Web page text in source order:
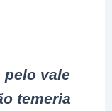
pelo vale
temeria